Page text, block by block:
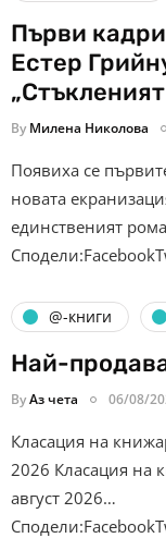
Първи
Естер
By Милена Николова
Появиха се
новата
единственият
@-книги
Най-
ByАз чета 06/08/
Класация на
2026 Класация на
август 2026…